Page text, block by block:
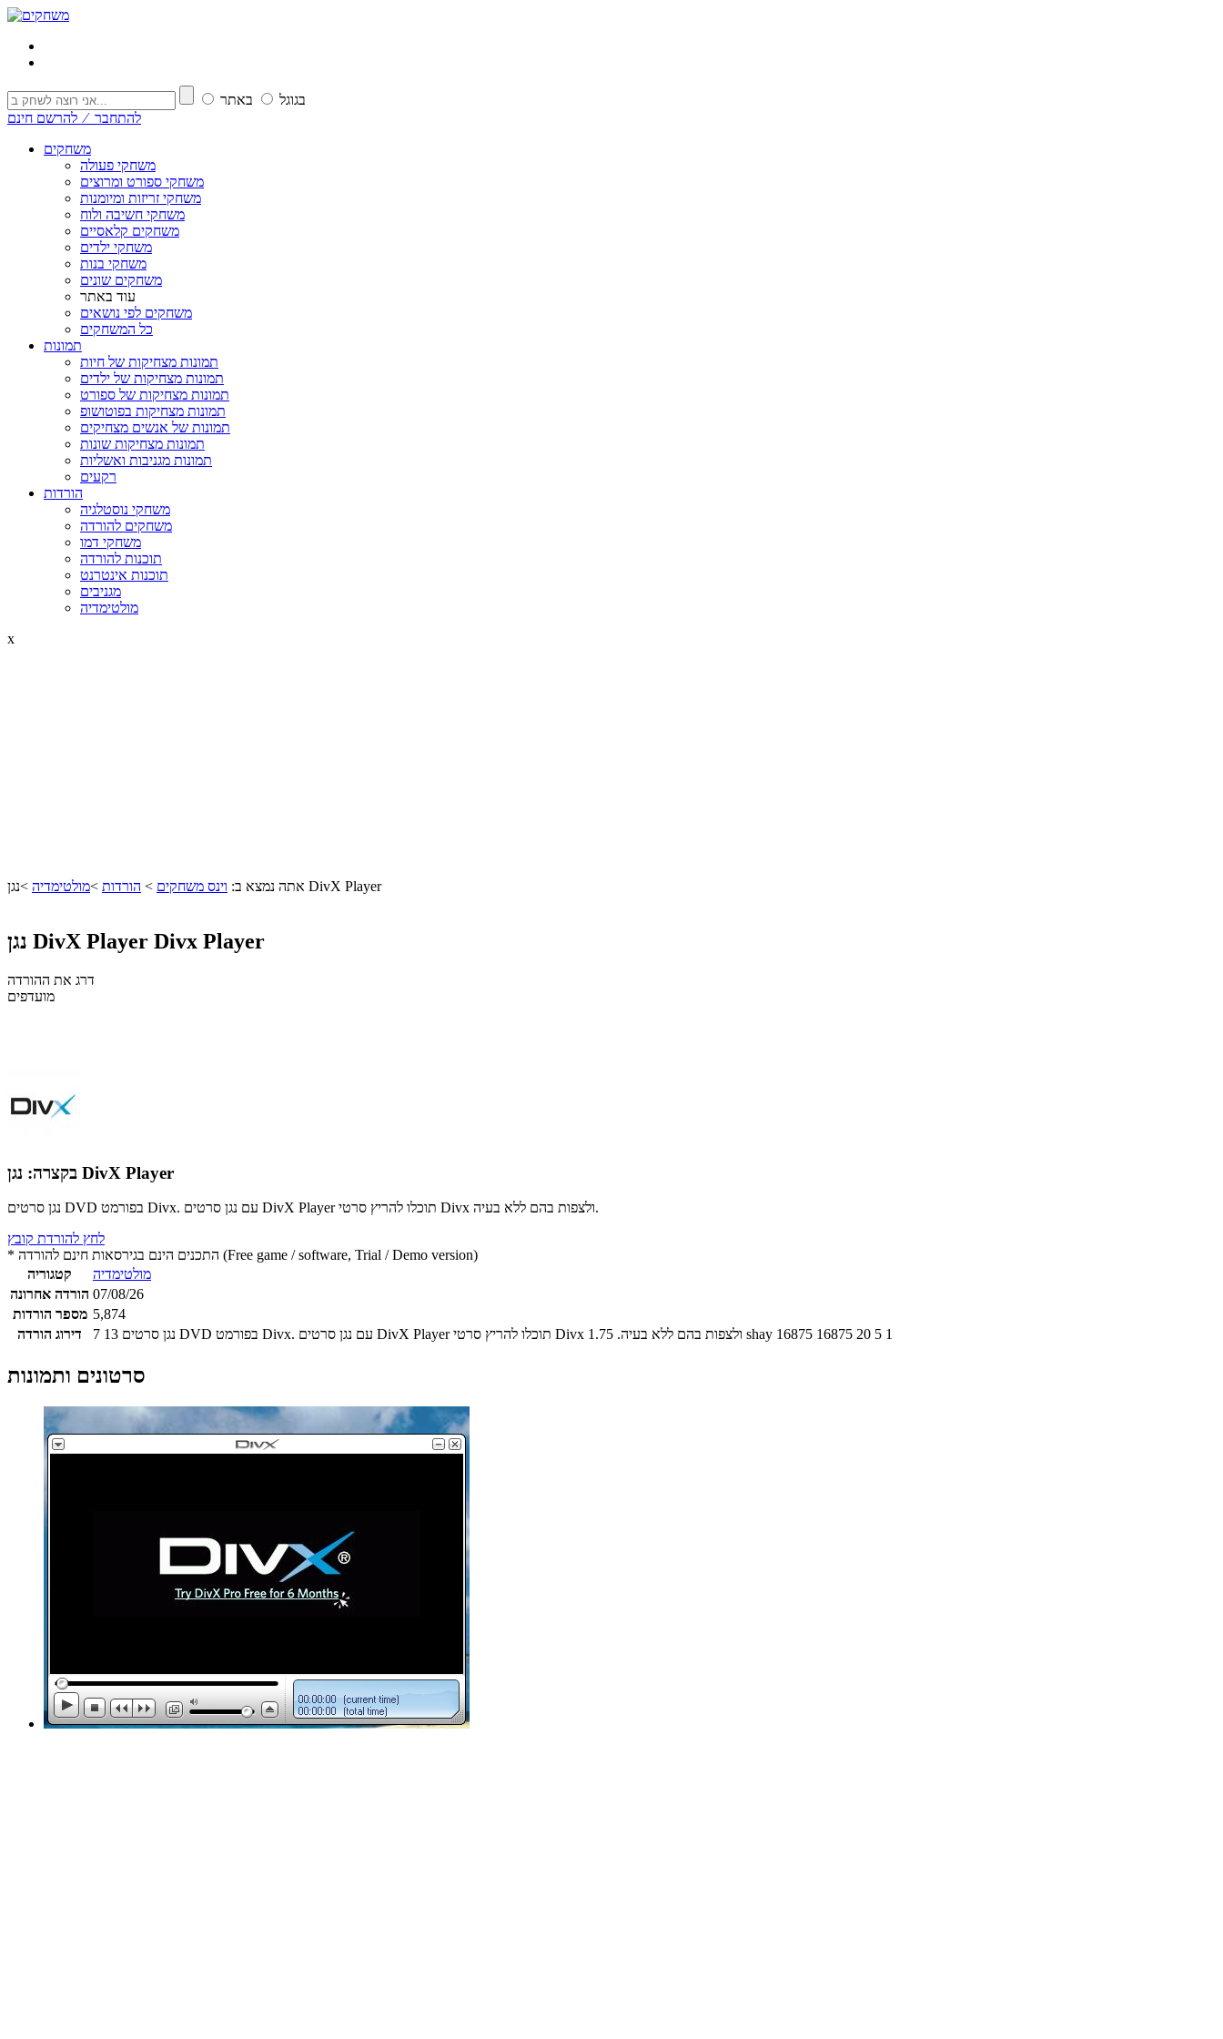
בגוגל
באתר
להתחבר ⁄ להרשם חינם
משחקים
משחקי פעולה
משחקי ספורט ומרוצים
משחקי זריזות ומיומנות
משחקי חשיבה ולוח
משחקים קלאסיים
משחקי ילדים
משחקי בנות
משחקים שונים
עוד באתר
משחקים לפי נושאים
כל המשחקים
תמונות
תמונות מצחיקות של חיות
תמונות מצחיקות של ילדים
תמונות מצחיקות של ספורט
תמונות מצחיקות בפוטושופ
תמונות של אנשים מצחיקים
תמונות מצחיקות שונות
תמונות מגניבות ואשליות
רקעים
הורדות
משחקי נוסטלגיה
משחקים להורדה
משחקי דמו
תוכנות להורדה
תוכנות אינטרנט
מגניבים
מולטימדיה
x
אתה נמצא ב: וינס משחקים > הורדות >מולטימדיה > נגן DivX Player
נגן DivX Player Divx Player
דרג את ההורדה
מועדפים
בקצרה: נגן DivX Player
נגן סרטים DVD בפורמט Divx. עם נגן סרטים DivX Player תוכלו להריץ סרטי Divx ולצפות בהם ללא בעיה.
לחץ להורדת קובץ
* התכנים הינם בגירסאות חינם להורדה (Free game / software, Trial / Demo version)
קטגוריה
מולטימדיה
הורדה אחרונה 07/08/26
מספר הורדות 5,874
דירוג הורדה
7 13 נגן סרטים DVD בפורמט Divx. עם נגן סרטים DivX Player תוכלו להריץ סרטי Divx ולצפות בהם ללא בעיה. 1.75 shay 16875 16875 20 5 1
סרטונים ותמונות